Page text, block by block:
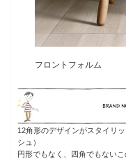
フロントフォルム
12角形のデザインがスタイリ
シュ）
円形でもなく、四角でもないこ